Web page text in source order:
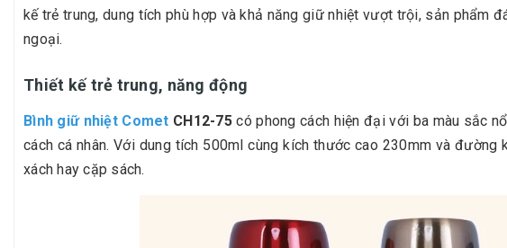
kế trẻ trung, dung tích phù hợp và khả năng giữ nhiệt vượt trội, sản phẩm
ngoại.
Thiết kế trẻ trung, năng động
Bình giữ nhiệt Comet CH12-75có phong cách hiện đại với ba màu sắc
cách cá nhân. Với dung tích 500ml cùng kích thước cao 230mm và
xách hay cặp sách.